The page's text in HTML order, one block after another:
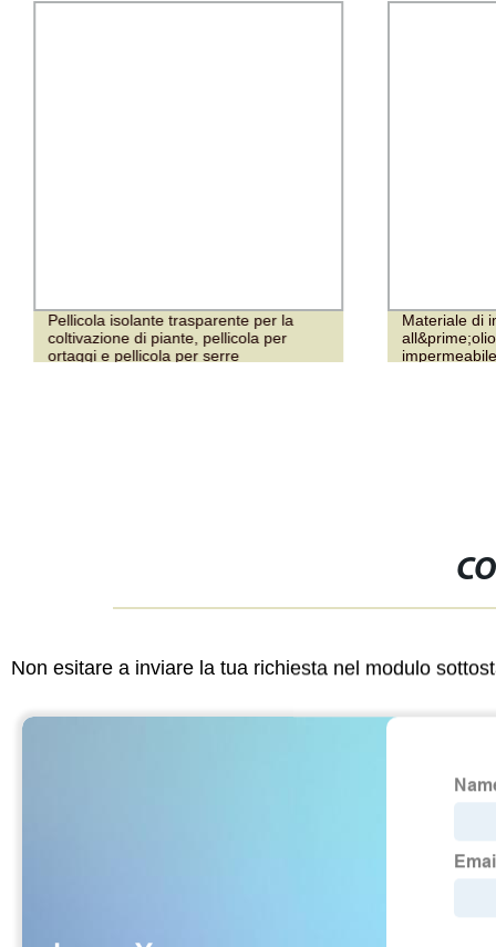
Pellicola isolante trasparente per la
coltivazione di piante, pellicola per
ortaggi e pellicola per serre
Materiale di
Non esitare a inviare la tua richiesta nel modulo